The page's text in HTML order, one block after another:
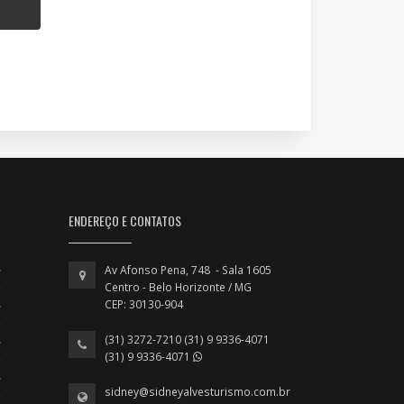
ENDEREÇO E CONTATOS
Av Afonso Pena, 748 - Sala 1605
Centro - Belo Horizonte / MG
CEP: 30130-904
(31) 3272-7210 (31) 9 9336-4071
(31) 9 9336-4071
sidney@sidneyalvesturismo.com.br